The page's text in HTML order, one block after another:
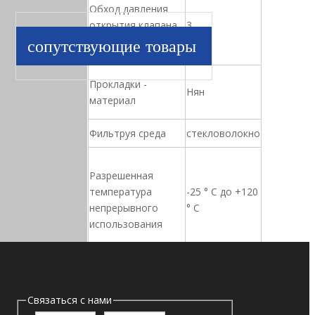
Обход давления
открытия клапана
[бар]:
3
Прокладки -
материал
Нян
Фильтруя среда стекловолокно
Разрешенная
температура
непрерывного
использования
-25 ° C до +120
° C
сопутствующие товары
Связаться с нами